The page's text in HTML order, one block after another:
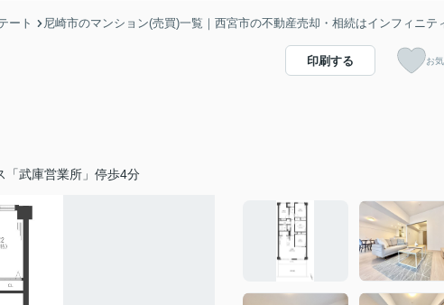
ート 尼崎市のマンション(売買)一覧｜西宮市の不動産売却・相続はインフィニテ
「武庫営業所」停歩4分
印刷する お